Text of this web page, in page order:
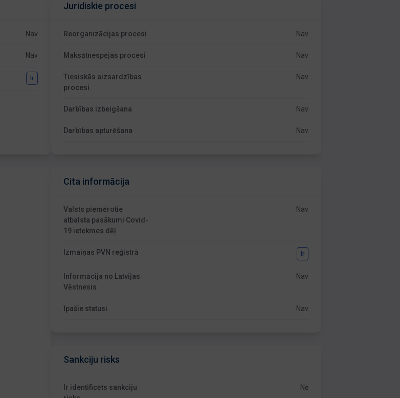
Nav
Nav
Ir
Juridiskie procesi
Reorganizācijas procesi Nav
Maksātnespējas procesi Nav
Tiesiskās aizsardzības
procesi
Nav
Darbības izbeigšana Nav
Darbības apturēšana Nav
Cita informācija
Valsts piemērotie
atbalsta pasākumi Covid-
19 ietekmes dēļ
Nav
Izmaiņas PVN reģistrā Ir
Informācija no Latvijas
Vēstnesis
Nav
Īpašie statusi Nav
Sankciju risks
Ir identificēts sankciju
Nē